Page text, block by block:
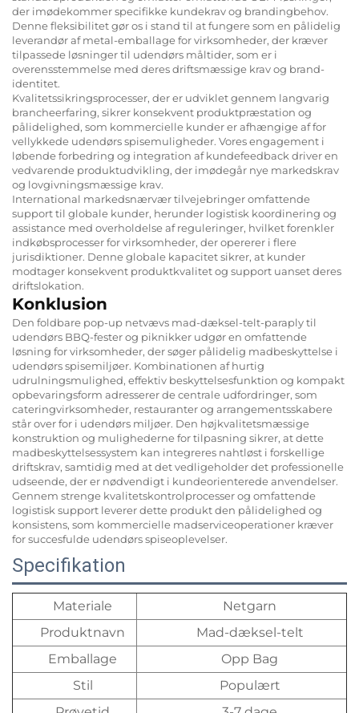
der imødekommer specifikke kundekrav og brandingbehov.
Denne fleksibilitet gør os i stand til at fungere som en pålidelig
leverandør af metal-emballage for virksomheder, der kræver
tilpassede løsninger til udendørs måltider, som er i
overensstemmelse med deres driftsmæssige krav og brand-
identitet.
Kvalitetssikringsprocesser, der er udviklet gennem langvarig
brancheerfaring, sikrer konsekvent produktpræstation og
pålidelighed, som kommercielle kunder er afhængige af for
vellykkede udendørs spisemuligheder. Vores engagement i
løbende forbedring og integration af kundefeedback driver en
vedvarende produktudvikling, der imødegår nye markedskrav
og lovgivningsmæssige krav.
International markedsnærvær tilvejebringer omfattende
support til globale kunder, herunder logistisk koordinering og
assistance med overholdelse af reguleringer, hvilket forenkler
indkøbsprocesser for virksomheder, der opererer i flere
jurisdiktioner. Denne globale kapacitet sikrer, at kunder
modtager konsekvent produktkvalitet og support uanset deres
driftslokation.
Konklusion
Den foldbare pop-up netvævs mad-dæksel-telt-paraply til
udendørs BBQ-fester og piknikker udgør en omfattende
løsning for virksomheder, der søger pålidelig madbeskyttelse i
udendørs spisemiljøer. Kombinationen af hurtig
udrulningsmulighed, effektiv beskyttelsesfunktion og kompakt
opbevaringsform adresserer de centrale udfordringer, som
cateringvirksomheder, restauranter og arrangementsskabere
står over for i udendørs miljøer. Den højkvalitetsmæssige
konstruktion og mulighederne for tilpasning sikrer, at dette
madbeskyttelsessystem kan integreres nahtløst i forskellige
driftskrav, samtidig med at det vedligeholder det professionelle
udseende, der er nødvendigt i kundeorienterede anvendelser.
Gennem strenge kvalitetskontrolprocesser og omfattende
logistisk support leverer dette produkt den pålidelighed og
konsistens, som kommercielle madserviceoperationer kræver
for succesfulde udendørs spiseoplevelser.
Specifikation
Materiale
Netgarn
Produktnavn
Mad-dæksel-telt
Emballage
Opp Bag
Stil
Populært